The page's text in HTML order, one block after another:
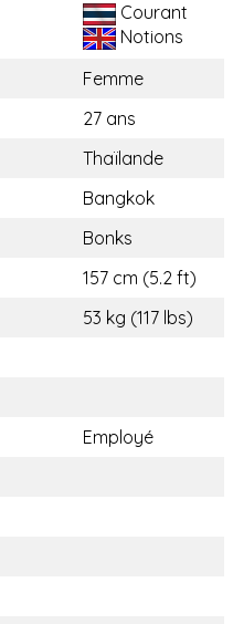
Courant
Notions
Femme
27 ans
Thaïlande
Bangkok
Bonks
157 cm (5.2 ft)
53 kg (117 lbs)
Employé